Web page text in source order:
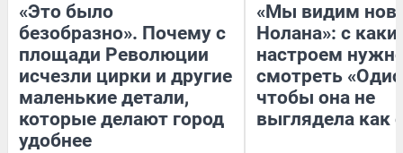
«Это было
безобразно». Почему с
площади Революции
исчезли цирки и другие
маленькие детали,
которые делают город
удобнее
«Мы видим
Нолана»: с
настроем
смотреть
чтобы она не
выглядела как